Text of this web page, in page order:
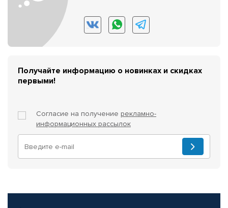
Получайте информацию о новинках и скидках
первыми!
Согласие на получение рекламно-
информационных рассылок